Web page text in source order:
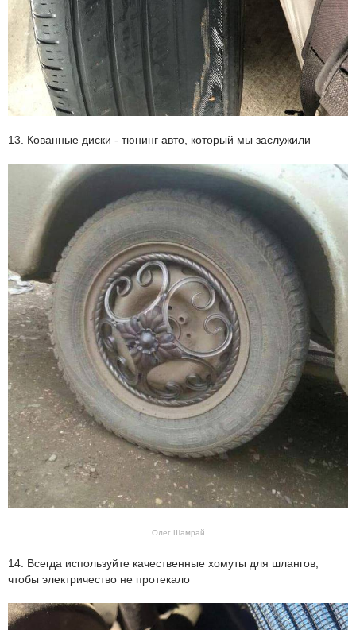
13. Кованные диски - тюнинг авто, который мы заслужили
Олег Шамрай
14. Всегда используйте качественные хомуты для шлангов,
чтобы электричество не протекало